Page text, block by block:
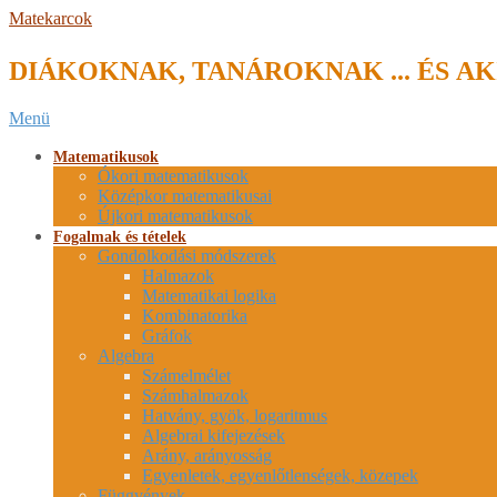
Skip
content
Matekarcok
DIÁKOKNAK, TANÁROKNAK ... ÉS
Secondary
Menu
Menü
Matematikusok
Ókori matematikusok
Középkor matematikusai
Újkori matematikusok
Fogalmak és tételek
Gondolkodási módszerek
Halmazok
Matematikai logika
Kombinatorika
Gráfok
Algebra
Számelmélet
Számhalmazok
Hatvány, gyök, logaritmus
Algebrai kifejezések
Arány, arányosság
Egyenletek, egyenlőtlenségek, közepek